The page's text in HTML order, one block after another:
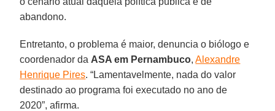
abandono.
Entretanto, o problema é maior, denuncia o biólogo e
coordenador da ASA em Pernambuco,Alexandre
Henrique Pires. “Lamentavelmente, nada do valor
destinado ao programa foi executado no ano de
2020”, afirma.